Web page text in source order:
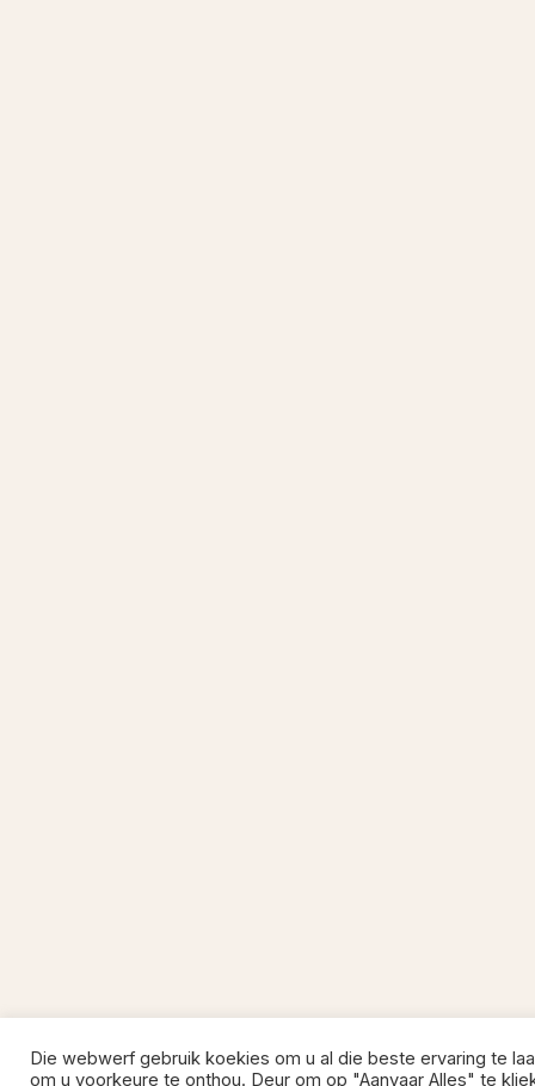
Die webwerf gebruik koekies om u al die beste ervaring te
om u voorkeure te onthou. Deur om op "Aanvaar Alles" te